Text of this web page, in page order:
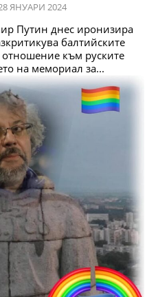
ЯНУАРИ 2024
Путин днес иронизира
балтийските
към руските
на мемориал за...